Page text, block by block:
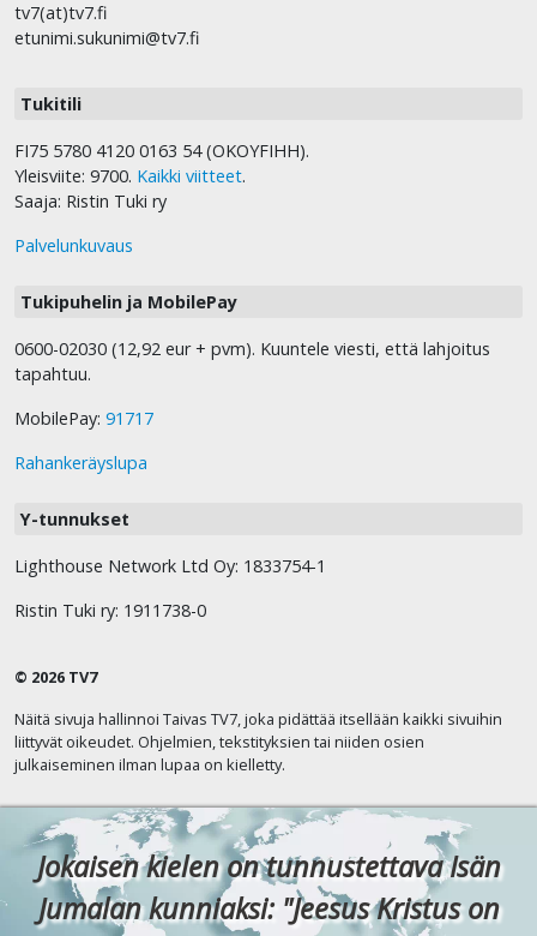
tv7(at)tv7.fi
etunimi.sukunimi@tv7.fi
Tukitili
FI75 5780 4120 0163 54 (OKOYFIHH).
Yleisviite: 9700. Kaikki viitteet.
Saaja: Ristin Tuki ry
Palvelunkuvaus
Tukipuhelin ja MobilePay
0600-02030 (12,92 eur + pvm). Kuuntele viesti, että lahjoitus
tapahtuu.
MobilePay: 91717
Rahankeräyslupa
Y-tunnukset
Lighthouse Network Ltd Oy: 1833754-1
Ristin Tuki ry: 1911738-0
© 2026 TV7
Näitä sivuja hallinnoi Taivas TV7, joka pidättää itsellään kaikki sivuihin
liittyvät oikeudet. Ohjelmien, tekstityksien tai niiden osien
julkaiseminen ilman lupaa on kielletty.
Jokaisen kielen on tunnustettava Isän
Jumalan kunniaksi: "Jeesus Kristus on